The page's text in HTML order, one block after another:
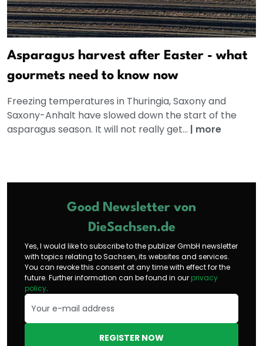
Asparagus harvest after Easter - what
gourmets need to know now
Freezing temperatures in Thuringia, Saxony and
Saxony-Anhalt have slowed down the start of the
asparagus season. It will not really get... | more
Good Newsletter von
DieSachsen.de
Yes, I would like to subscribe to the publizer GmbH newsletter
with topics relating to Sachsen, its websites and services.
You can revoke this consent at any time with effect for the
future. Further information can be found in our privacy
policy.
REGISTER NOW